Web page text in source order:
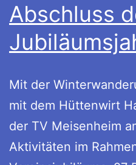
Abschluss
Mit der
mit dem Hüttenwirt
der TV Meisenheim
Aktivitäten im